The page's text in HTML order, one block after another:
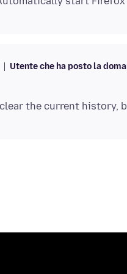
Utente che ha posto la